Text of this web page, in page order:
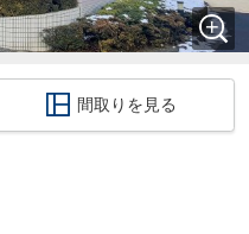
間取りを見る